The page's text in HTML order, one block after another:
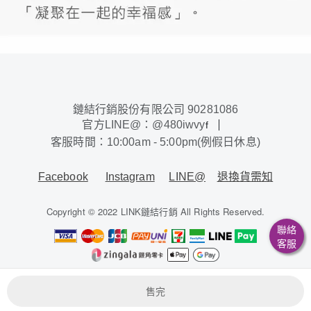
售完
鏈結行銷股份有限公司 90281086
官方LINE@：@480iwvyf
客服時間：10:00am - 5:00pm(例假日休息)
Facebook Instagram LINE@ 退換貨需知
Copyright © 2022 LINK鏈結行銷 All Rights Reserved.
鏈結行銷股份有限公司 / 90281086
1shop一頁購物
聯絡
客服